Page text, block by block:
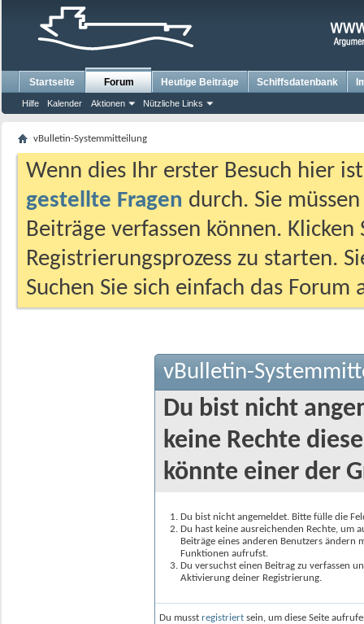
Startseite Forum
Hilfe Kalender Aktionen Nützliche Links
Heutige Beiträge Schiffsdatenbank
vBulletin-Systemmitteilung
Wenn dies Ihr erster Besuch hier
gestellte Fragen durch. Sie
Beiträge verfassen können.
Registrierungsprozess zu starten.
Suchen Sie sich einfach das
vBulletin-
Du bist nicht
keine Rechte
könnte einer der
Du bist nicht angemeldet. Bitte fülle die
Du hast keine ausreichenden Rechte, um
Beiträge eines anderen Benutzers
Funktionen aufrufst.
Du versuchst einen Beitrag zu verfassen
Aktivierung deiner Registrierung.
Du musst registriert sein, um diese Seite